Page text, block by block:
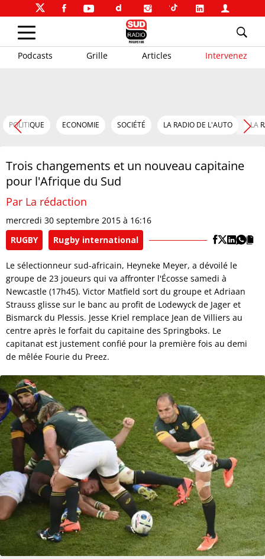
Podcasts Grille Articles Intervenez
POLITIQUE ECONOMIE SOCIÉTÉ LA RADIO DE L'AUTO LA
Trois changements et un nouveau capitaine
pour l'Afrique du Sud
Par La rédaction
mercredi 30 septembre 2015 à 16:16
RUGBY
Rugby international
Le sélectionneur sud-africain, Heyneke Meyer, a dévoilé le
groupe de 23 joueurs qui va affronter l'Écosse samedi à
Newcastle (17h45). Victor Matfield sort du groupe et Adriaan
Strauss glisse sur le banc au profit de Lodewyck de Jager et
Bismarck du Plessis. Jesse Kriel remplace Jean de Villiers au
centre après le forfait du capitaine des Springboks. Le
capitanat est justement confié pour la première fois au demi
de mêlée Fourie du Preez.